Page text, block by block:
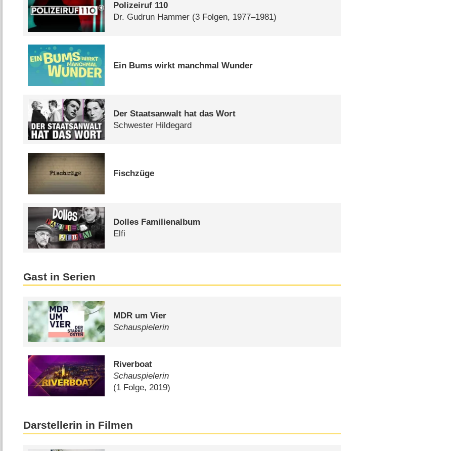
Polizeiruf 110
Dr. Gudrun Hammer (3 Folgen, 1977–1981)
Ein Bums wirkt manchmal Wunder
Der Staatsanwalt hat das Wort
Schwester Hildegard
Fischzüge
Dolles Familienalbum
Elfi
Gast in Serien
MDR um Vier
Schauspielerin
Riverboat
Schauspielerin
(1 Folge, 2019)
Darstellerin in Filmen